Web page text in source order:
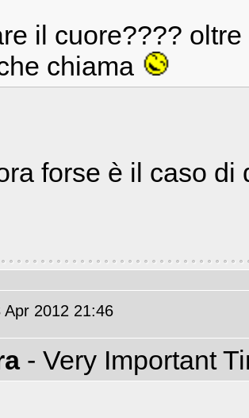
il cuore????
chiama
forse è il caso
Apr 2012 21:46
- Very Important